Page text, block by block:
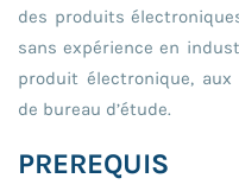
des produits
sans expérience en
produit électronique,
de bureau d’étude.
PREREQUIS